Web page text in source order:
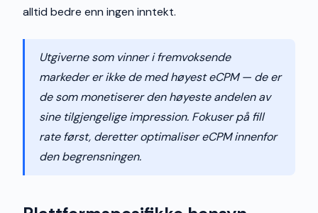
alltid bedre enn ingen inntekt.
Utgiverne som vinner i fremvoksende
markeder er ikke de med høyest eCPM — de er
de som monetiserer den høyeste andelen av
sine tilgjengelige impression. Fokuser på fill
rate først, deretter optimaliser eCPM innenfor
den begrensningen.